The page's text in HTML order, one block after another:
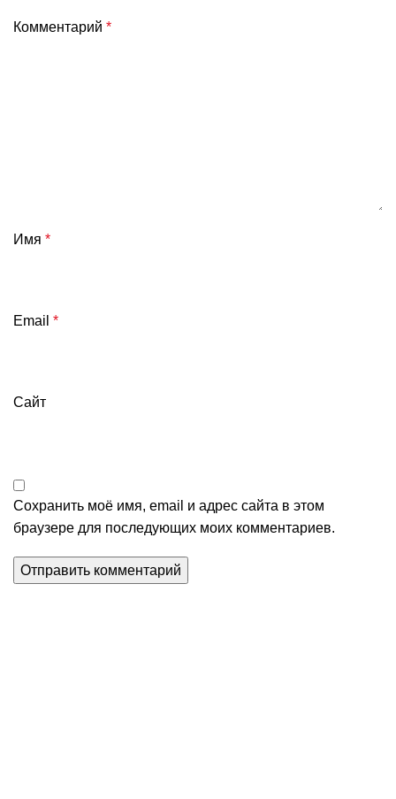
Комментарий *
Имя *
Email *
Сайт
Сохранить моё имя, email и адрес сайта в этом
браузере для последующих моих комментариев.